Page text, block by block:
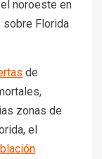
noroeste en
sobre Florida
de
zonas de
el